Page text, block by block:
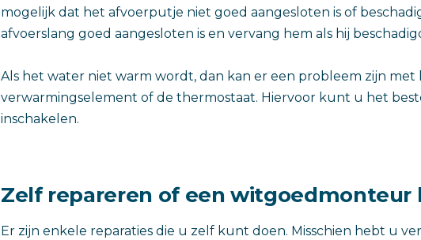
mogelijk dat het afvoerputje niet goed aangesloten is of
afvoerslang goed aangesloten is en vervang hem als hij
Als het water niet warm wordt, dan kan er een probleem zijn met
verwarmingselement of de thermostaat. Hiervoor kunt u het
inschakelen.
Zelf repareren of een witgoedmonteur
Er zijn enkele reparaties die u zelf kunt doen. Misschien hebt u